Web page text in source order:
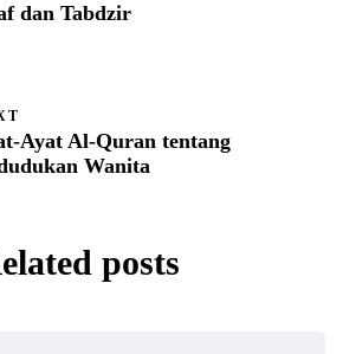
dan Tabdzir
Ayat Al-Quran tentang
Wanita
posts